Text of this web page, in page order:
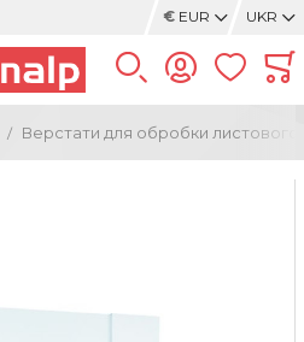
€ EUR UKR
Верстати для обробки